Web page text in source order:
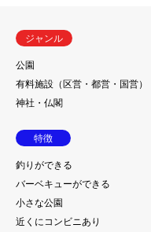
ジャンル
公園
有料施設（区営・都営・国営）
神社・仏閣
特徴
釣りができる
バーベキューができる
小さな公園
近くにコンビニあり